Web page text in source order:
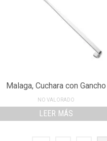
Malaga, Cuchara con Gancho
NO VALORADO
LEER MÁS